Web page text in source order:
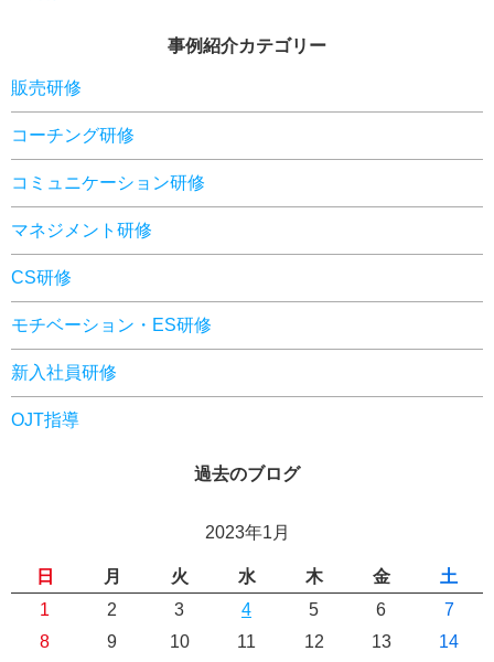
事例紹介カテゴリー
販売研修
コーチング研修
コミュニケーション研修
マネジメント研修
CS研修
モチベーション・ES研修
新入社員研修
OJT指導
過去のブログ
2023年1月
日 月 火 水 木 金 土
1 2 3 4 5 6
7
8
9 10 11 12 13
14